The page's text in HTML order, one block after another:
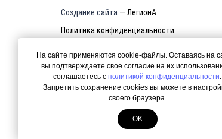
Создание сайта — ЛегионА
Политика конфиденциальности
КАРТА САЙТА
На сайте применяются cookie-файлы. Оставаясь на
вы подтверждаете свое согласие на их
соглашаетесь с политикой конфиденциальности.
Запретить сохранение cookies вы можете в
своего браузера.
OK